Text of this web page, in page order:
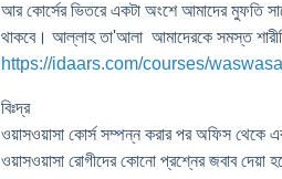
আর কোর্সের ভিতরে একটা অংশে আমাদের মুফতি
থাকবে। আল্লাহ তা'আলা আমাদেরকে সমস্ত
https://idaars.com/courses/
বিঃদ্র
ওয়াসওয়াসা কোর্স সম্পন্ন করার পর অফিস থেকে
ওয়াসওয়াসা রোগীদের কোনো প্রশ্নের জবাব দেয়া